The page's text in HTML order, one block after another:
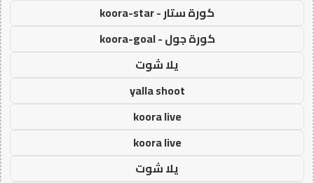
كورة ستار - koora-star
كورة جول - koora-goal
يلا شوت
yalla shoot
koora live
koora live
يلا شوت